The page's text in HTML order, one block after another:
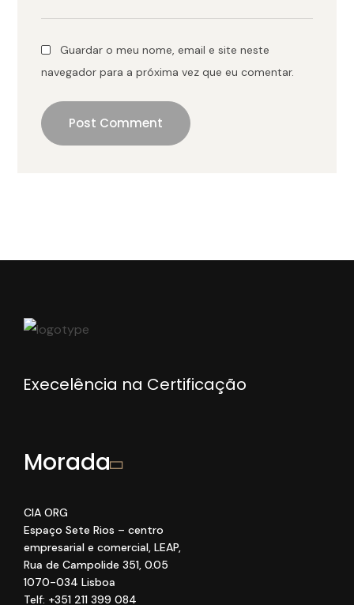
Guardar o meu nome, email e site neste
navegador para a próxima vez que eu comentar.
Post Comment
Execelência na Certificação
Morada
CIA ORG
Espaço Sete Rios – centro
empresarial e comercial, LEAP,
Rua de Campolide 351, 0.05
1070-034 Lisboa
Telf: +351 211 399 084